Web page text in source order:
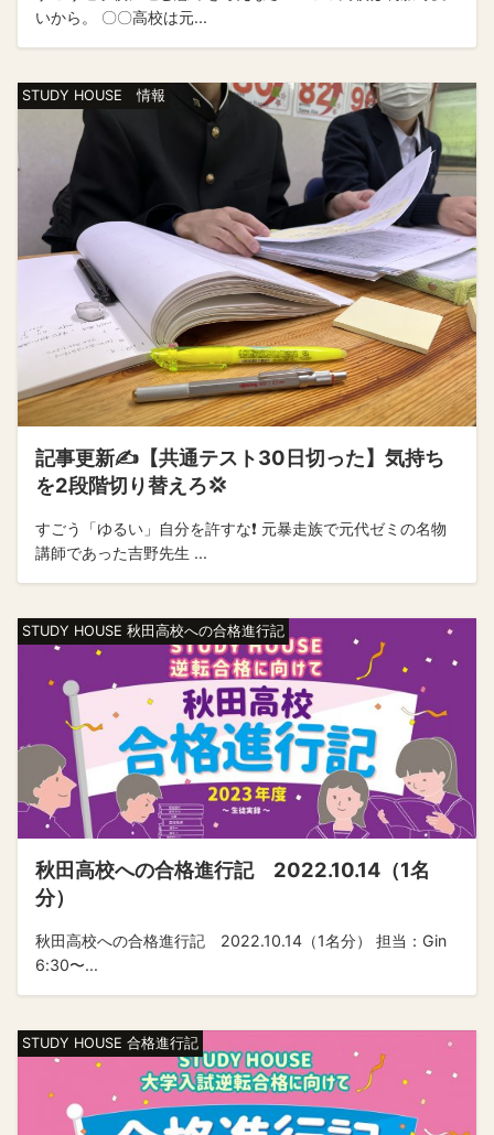
いから。 〇〇高校は元...
STUDY HOUSE 情報
記事更新✍️【共通テスト30日切った】気持ち
を2段階切り替えろ💢
すごう「ゆるい」自分を許すな❗️ 元暴走族で元代ゼミの名物
講師であった吉野先生 ...
STUDY HOUSE 秋田高校への合格進行記
秋田高校への合格進行記 2022.10.14（1名
分）
秋田高校への合格進行記 2022.10.14（1名分） 担当：Gin
6:30〜...
STUDY HOUSE 合格進行記